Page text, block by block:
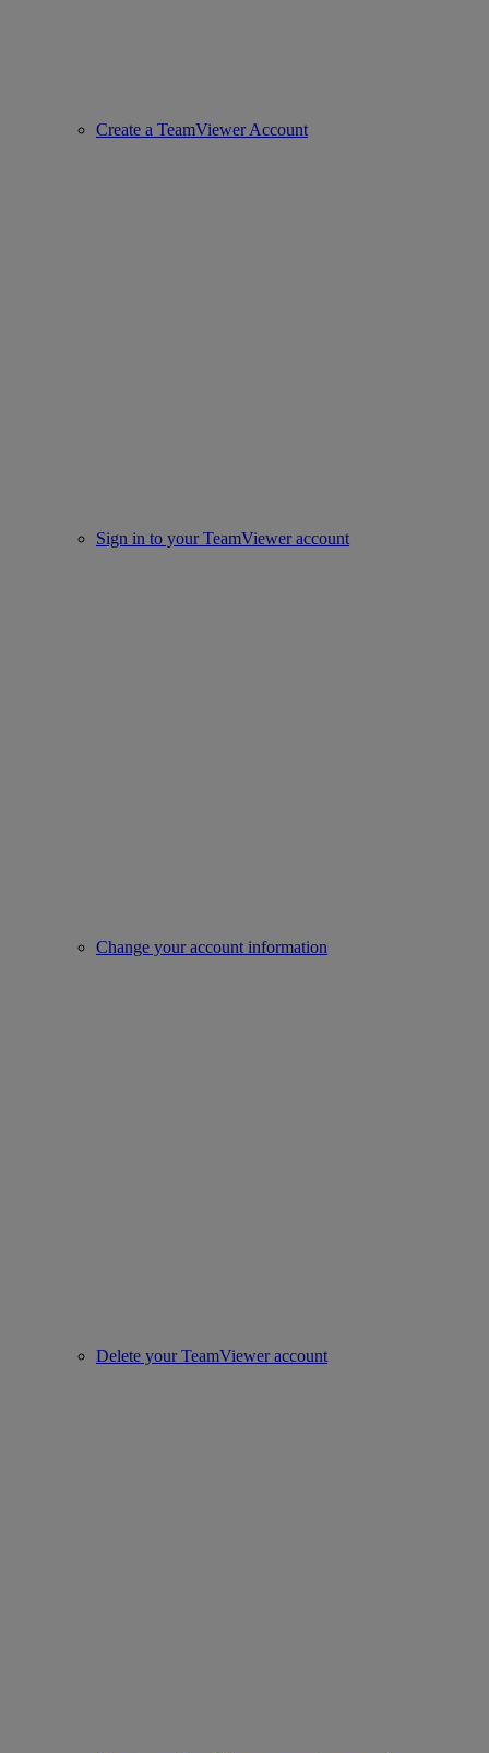
Create a TeamViewer Account
Sign in to your TeamViewer account
Change your account information
Delete your TeamViewer account